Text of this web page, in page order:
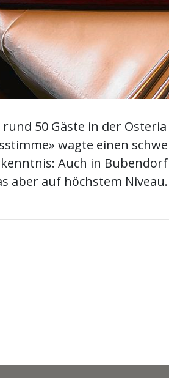
50 Gäste in der
wagte einen
Auch in
aber auf höchstem Niveau.